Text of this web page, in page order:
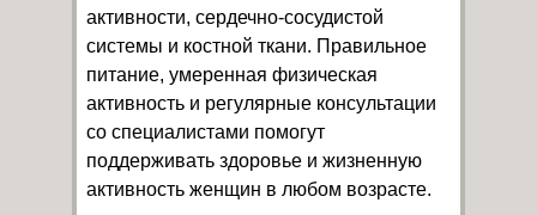
активности, сердечно-сосудистой
системы и костной ткани. Правильное
питание, умеренная физическая
активность и регулярные консультации
со специалистами помогут
поддерживать здоровье и жизненную
активность женщин в любом возрасте.